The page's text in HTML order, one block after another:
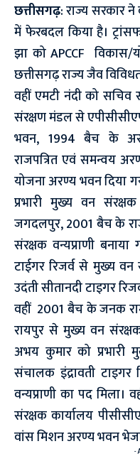
छत्तीसगढ़: राज्य सरकार
में फेरबदल किया है।
झा को APCCF
छत्तीसगढ़ राज्य जैव
वहीं एमटी नंदी को सचिव
संरक्षण मंडल से
भवन, 1994 बैच के
राजपत्रित एवं समन्वय
योजना अरण्य भवन दिया
प्रभारी मुख्य वन
जगदलपुर, 2001 बैच के
संरक्षक वन्यप्राणी
टाईगर रिजर्व से मुख्य वन
उदंती सीतानदी टाइगर
वहीं 2001 बैच के जनक
रायपुर से मुख्य वन
अभय कुमार को प्रभारी
संचालक इंद्रावती
वन्यप्राणी का पद
संरक्षक कार्यालय
वांस मिशन अरण्य भवन
-